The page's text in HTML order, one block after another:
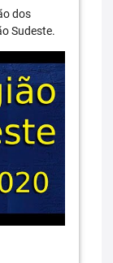
dos
Sudeste.